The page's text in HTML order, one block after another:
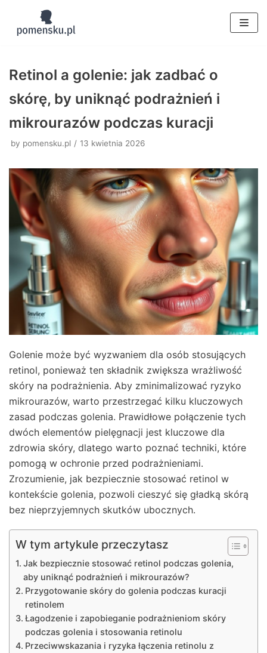
Skocz
Retinol a golenie: jak zadbać o
skórę, by uniknąć podrażnień i
mikrourazów podczas kuracji
by pomensku.pl 13 kwietnia 2026
Golenie może być wyzwaniem dla osób stosujących
retinol, ponieważ ten składnik zwiększa wrażliwość
skóry na podrażnienia. Aby zminimalizować ryzyko
mikrourazów, warto przestrzegać kilku kluczowych
zasad podczas golenia. Prawidłowe połączenie tych
dwóch elementów pielęgnacji jest kluczowe dla
zdrowia skóry, dlatego warto poznać techniki, które
pomogą w ochronie przed podrażnieniami.
Zrozumienie, jak bezpiecznie stosować retinol w
kontekście golenia, pozwoli cieszyć się gładką skórą
bez nieprzyjemnych skutków ubocznych.
W tym artykule przeczytasz
Jak bezpiecznie stosować retinol podczas golenia,
aby uniknąć podrażnień i mikrourazów?
Przygotowanie skóry do golenia podczas kuracji
retinolem
Łagodzenie i zapobieganie podrażnieniom skóry
podczas golenia i stosowania retinolu
Przeciwwskazania i ryzyka łączenia retinolu z